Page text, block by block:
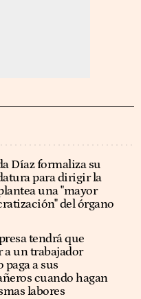
Díaz formaliza su
para dirigir la
una "mayor
del órgano
tendrá que
a un trabajador
paga a sus
cuando hagan
labores